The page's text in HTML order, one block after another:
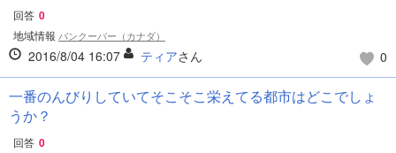
回答 0
地域情報 バンクーバー（カナダ）
2016/8/04 16:07 ティアさん 0
一番のんびりしていてそこそこ栄えてる都市はどこでしょ
うか？
回答 0